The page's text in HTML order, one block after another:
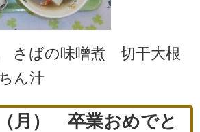
ばの味噌煮 切干大根
ん汁
月） 卒業おめでと